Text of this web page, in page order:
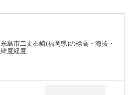
糸島市二丈石崎(福岡県)の標高・海抜・
緯度経度